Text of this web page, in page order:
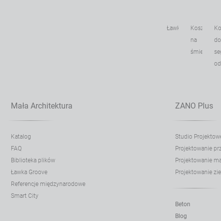
Ławki
Kosze
na
śmieci
do
Mała Architektura
Katalog
FAQ
Biblioteka plików
Ławka Groove
Referencje międzynarodowe
Smart City
ZANO Plus
Studio
Projektowanie
Projektowanie
Projektowanie
Beton
Blog